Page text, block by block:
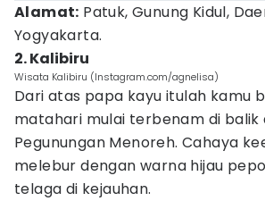
Alamat: Patuk, Gunung Kidul,
Yogyakarta.
2. Kalibiru
Wisata Kalibiru (Instagram.com/agnelisa)
Dari atas papa kayu itulah kamu
matahari mulai terbenam di balik
Pegunungan Menoreh. Cahaya
melebur dengan warna hijau
telaga di kejauhan.